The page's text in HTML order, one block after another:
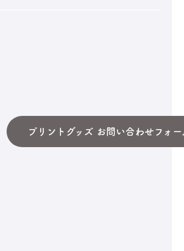
プリントグッズ お問い合わせフォー